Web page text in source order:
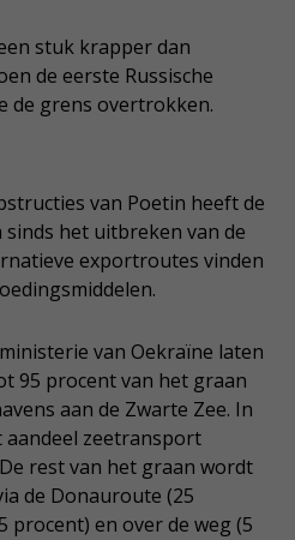
stuk krapper dan
de eerste Russische
de grens overtrokken.
van Poetin heeft de
het uitbreken van de
exportroutes vinden
van Oekraïne laten
95 procent van het graan
aan de Zwarte Zee. In
aandeel zeetransport
rest van het graan wordt
de Donauroute (25
procent) en over de weg (5